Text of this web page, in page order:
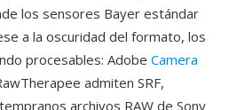
los sensores Bayer estándar
a la oscuridad del formato, los
procesables: Adobe Camera
admiten SRF,
archivos RAW de Sony